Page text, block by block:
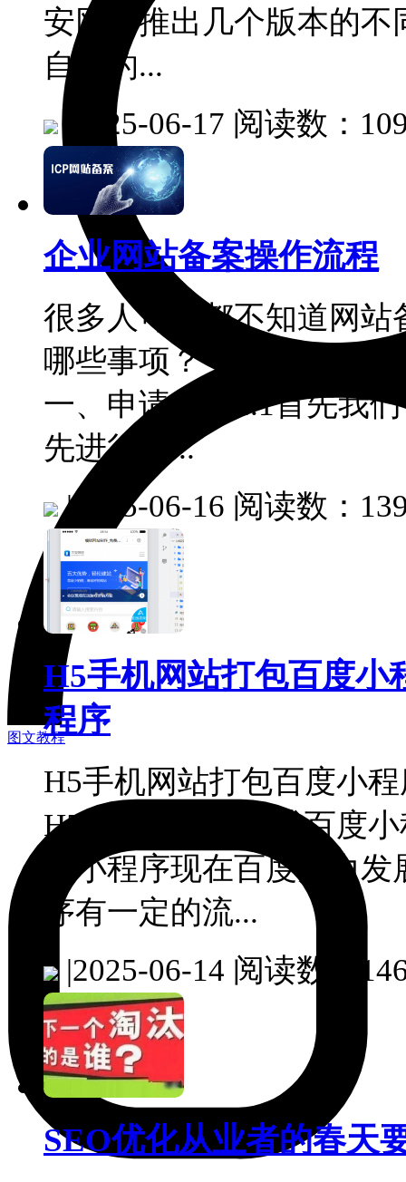
图文教程
安网络推出几个版本的
自己的...
2025-06-17 阅读数：
企业网站备案操作流程
很多人可能都不知道网
哪些事项？今天久安网
一、申请备案1.1首先我
先进行网...
|2025-06-16 阅读数：
H5手机网站打包百度小
程序
H5手机网站打包百度小
H5手机网站封装成百度
度小程序现在百度大力
序有一定的流...
|2025-06-14 阅读数：
SEO优化从业者的春天